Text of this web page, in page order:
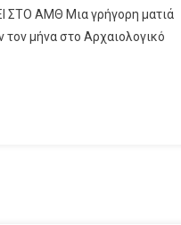
ΣΤΟ ΑΜΘ Μια γρήγορη ματιά
τον μήνα στο Αρχαιολογικό